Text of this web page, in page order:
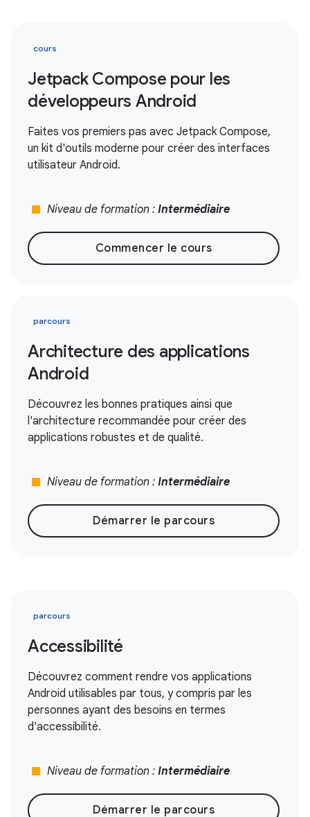
cours
Jetpack Compose pour les
développeurs Android
Faites vos premiers pas avec Jetpack Compose,
un kit d'outils moderne pour créer des interfaces
utilisateur Android.
stop Niveau de formation : Intermédiaire
Commencer le cours
parcours
Architecture des applications
Android
Découvrez les bonnes pratiques ainsi que
l'architecture recommandée pour créer des
applications robustes et de qualité.
stop Niveau de formation : Intermédiaire
Démarrer le parcours
parcours
Accessibilité
Découvrez comment rendre vos applications
Android utilisables par tous, y compris par les
personnes ayant des besoins en termes
d'accessibilité.
stop Niveau de formation : Intermédiaire
Démarrer le parcours